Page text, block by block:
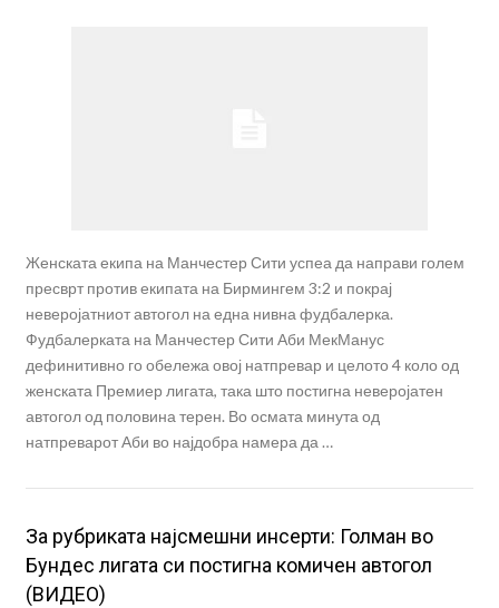
Женската екипа на Манчестер Сити успеа да направи голем
пресврт против екипата на Бирмингем 3:2 и покрај
неверојатниот автогол на една нивна фудбалерка.
Фудбалерката на Манчестер Сити Аби МекМанус
дефинитивно го обележа овој натпревар и целото 4 коло од
женската Премиер лигата, така што постигна неверојатен
автогол од половина терен. Во осмата минута од
натпреварот Аби во најдобра намера да …
За рубриката најсмешни инсерти: Голман во
Бундес лигата си постигна комичен автогол
(ВИДЕО)